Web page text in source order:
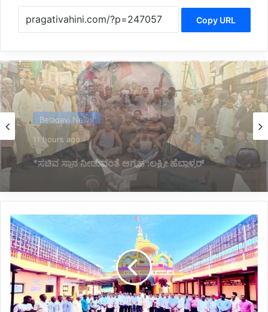
Copy URL
Latest
12 hours ago
*ಕೃಷಿ ಅಧಿಕಾರಿಗಳ ಹುದ್ದೆ ನೇಮಕಾತಿ ಪರೀಕ್ಷೆ ಮುಂದೂಡಿಕೆ*
*ಲಕ್ಷ್ಮೀ
ಹೆಬ್ಬಾಳಕರ್
ಅವರಿಗೆ
ಉಪಮುಖ್ಯಮಂತ್ರಿ
ಸ್ಥಾನ
ಸಿಗಲಿ:
ಸುಳೇಭಾವಿ
ಮಹಾಲಕ್ಷ್ಮಿ